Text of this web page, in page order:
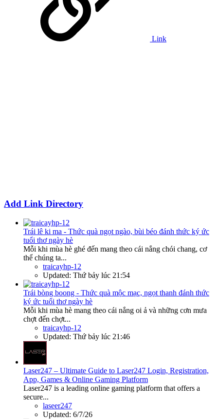
Link
Add Link Directory
Trái lê ki ma - Thức quà ngọt ngào, bùi béo đánh thức ký ức
tuổi thơ ngày hè
Mỗi khi mùa hè ghé đến mang theo cái nắng chói chang, cơ
thể chúng ta...
traicayhp-12
Updated: Thứ bảy lúc 21:54
Trái bòng boong - Thức quà mộc mạc, ngọt thanh đánh thức
ký ức tuổi thơ ngày hè
Mỗi khi mùa hè mang theo cái nắng oi ả và những cơn mưa
chợt đến chợt...
traicayhp-12
Updated: Thứ bảy lúc 21:46
Laser247 – Ultimate Guide to Laser247 Login, Registration,
App, Games & Online Gaming Platform
Laser247 is a leading online gaming platform that offers a
secure...
laseer247
Updated: 6/7/26